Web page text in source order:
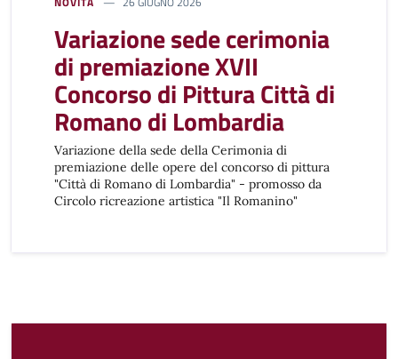
Variazione sede cerimonia
di premiazione XVII
Concorso di Pittura Città di
Romano di Lombardia
Variazione della sede della Cerimonia di
premiazione delle opere del concorso di pittura
"Città di Romano di Lombardia" - promosso da
Circolo ricreazione artistica "Il Romanino"